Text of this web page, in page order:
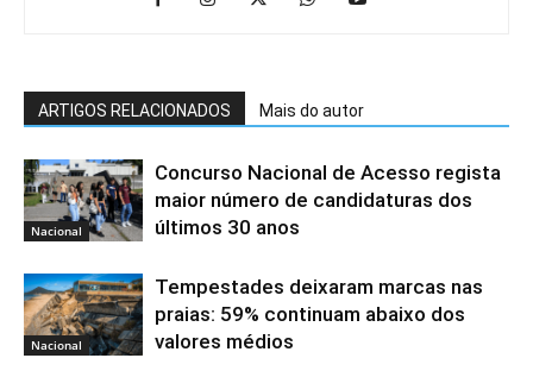
ARTIGOS RELACIONADOS Mais do autor
Nacional
Concurso Nacional de Acesso regista
maior número de candidaturas dos
últimos 30 anos
Nacional
Tempestades deixaram marcas nas
praias: 59% continuam abaixo dos
valores médios